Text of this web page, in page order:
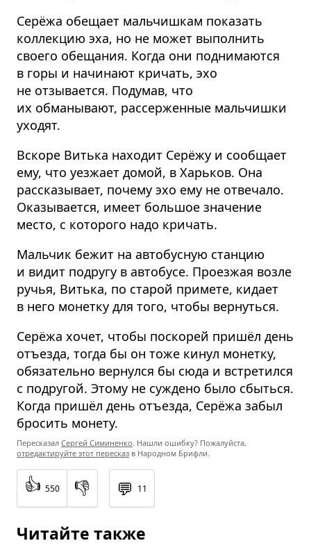
Серёжа обещает мальчишкам показать
коллекцию эха, но не может выполнить
своего обещания. Когда они поднимаются
в горы и начинают кричать, эхо
не отзывается. Подумав, что
их обманывают, рассерженные мальчишки
уходят.
Вскоре Витька находит Серёжу и сообщает
ему, что уезжает домой, в Харьков. Она
рассказывает, почему эхо ему не отвечало.
Оказывается, имеет большое значение
место, с которого надо кричать.
Мальчик бежит на автобусную станцию
и видит подругу в автобусе. Проезжая возле
ручья, Витька, по старой примете, кидает
в него монетку для того, чтобы вернуться.
Серёжа хочет, чтобы поскорей пришёл день
отъезда, тогда бы он тоже кинул монетку,
обязательно вернулся бы сюда и встретился
с подругой. Этому не суждено было сбыться.
Когда пришёл день отъезда, Серёжа забыл
бросить монету.
Пересказал Сергей Симиненко . Нашли ошибку? Пожалуйста,
отредактируйте этот пересказ в Народном Брифли.
👍 550 👎 💬 11
Читайте также